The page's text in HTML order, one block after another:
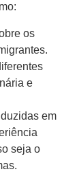
os
e
em
seja o